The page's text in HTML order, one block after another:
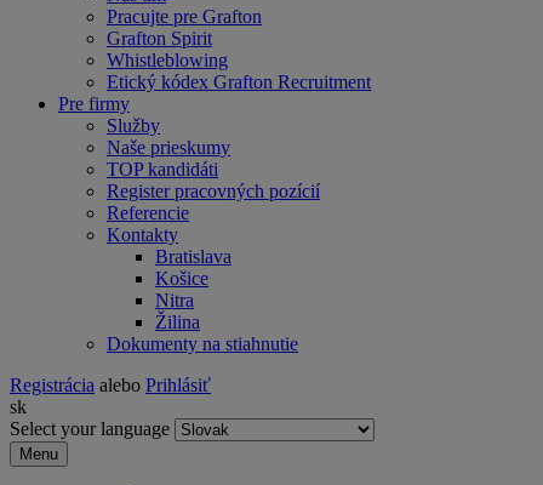
Pracujte pre Grafton
Grafton Spirit
Whistleblowing
Etický kódex Grafton Recruitment
Pre firmy
Služby
Naše prieskumy
TOP kandidáti
Register pracovných pozícií
Referencie
Kontakty
Bratislava
Košice
Nitra
Žilina
Dokumenty na stiahnutie
Registrácia alebo Prihlásiť
sk
Select your language
Menu